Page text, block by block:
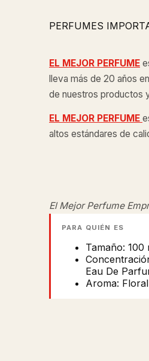
PERFUMES
EL MEJOR PERFUME
lleva más de 20 años
de nuestros productos
EL MEJOR PERFUME
altos estándares de
El Mejor Perfume
PARA QUIÉN ES
Tamaño: 100
Eau De
Aroma: Floral